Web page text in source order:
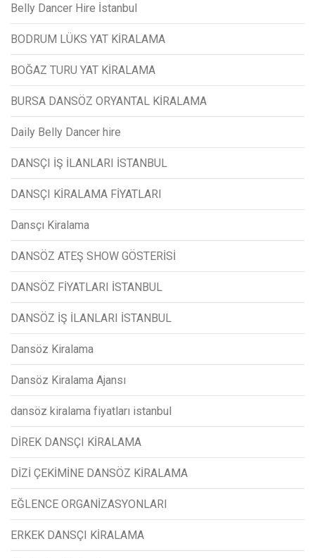
Belly Dancer Hire İstanbul
BODRUM LÜKS YAT KİRALAMA
BOĞAZ TURU YAT KİRALAMA
BURSA DANSÖZ ORYANTAL KİRALAMA
Daily Belly Dancer hire
DANSÇI İŞ İLANLARI İSTANBUL
DANSÇI KİRALAMA FİYATLARI
Dansçı Kiralama
DANSÖZ ATEŞ SHOW GÖSTERİSİ
DANSÖZ FİYATLARI İSTANBUL
DANSÖZ İŞ İLANLARI İSTANBUL
Dansöz Kiralama
Dansöz Kiralama Ajansı
dansöz kiralama fiyatları istanbul
DİREK DANSÇI KİRALAMA
DİZİ ÇEKİMİNE DANSÖZ KİRALAMA
EĞLENCE ORGANİZASYONLARI
ERKEK DANSÇI KİRALAMA